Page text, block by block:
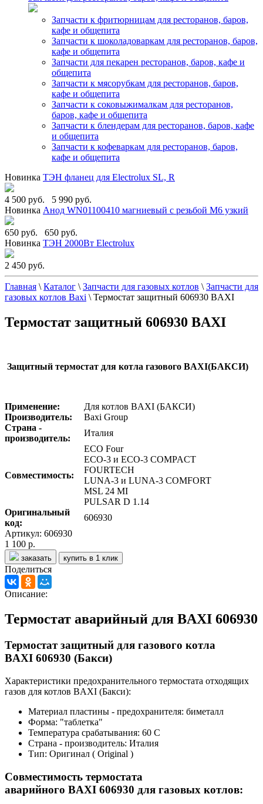
Запчасти к фритюрницам для ресторанов, баров,
кафе и общепита
Запчасти к шоколадоваркам для ресторанов, баров,
кафе и общепита
Запчасти для пекарен ресторанов, баров, кафе и
общепита
Запчасти к мясорубкам для ресторанов, баров,
кафе и общепита
Запчасти к соковыжималкам для ресторанов,
баров, кафе и общепита
Запчасти к блендерам для ресторанов, баров, кафе
и общепита
Запчасти к кофеваркам для ресторанов, баров,
кафе и общепита
Новинка ТЭН фланец для Electrolux SL, R
4 500 руб.
5 990 руб.
Новинка Анод WN01100410 магниевый с резьбой М6 узкий
650 руб.
650 руб.
Новинка ТЭН 2000Вт Electrolux
2 450 руб.
Главная \ Каталог \ Запчасти для газовых котлов \ Запчасти для
газовых котлов Baxi \ Термостат защитный 606930 BAXI
Термостат защитный 606930 BAXI
Защитный термостат для котла газового BAXI(БАКСИ)
Применение:
Для котлов BAXI (БАКСИ)
Производитель:
Baxi Group
Страна -
производитель:
Италия
Совместимость:
ECO Four
ECO-3 и ECO-3 COMPACT
FOURTECH
LUNA-3 и LUNA-3 COMFORT
MSL 24 MI
PULSAR D 1.14
Оригинальный
код:
606930
Артикул: 606930
1 100 р.
заказать купить в 1 клик
Поделиться
Описание:
Термостат аварийный для BAXI 606930
Термостат защитный для газового котла
BAXI 606930 (Бакси)
Характеристики предохранительного термостата отходящих
газов для котлов BAXI (Бакси):
Материал пластины - предохранителя: биметалл
Форма: "таблетка"
Температура срабатывания: 60 С
Страна - производитель: Италия
Тип: Оригинал ( Original )
Совместимость термостата
аварийного BAXI 606930 для газовых котлов: